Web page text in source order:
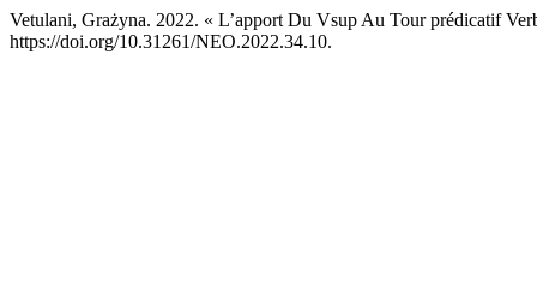
Vetulani, Grażyna. 2022. « L’apport Du Vsup Au Tour prédicatif
https://doi.org/10.31261/NEO.2022.34.10.